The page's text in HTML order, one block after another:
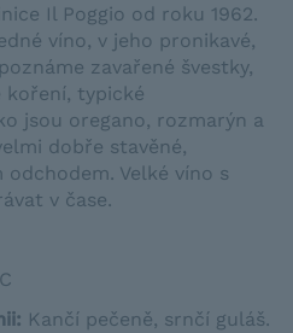
Il Poggio od roku 1962.
víno, v jeho pronikavé,
zavařené švestky,
typické
jsou oregano, rozmarýn a
dobře stavěné,
Velké víno s
v čase.
Kančí pečeně, srnčí guláš.